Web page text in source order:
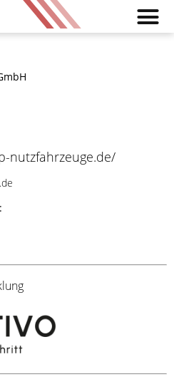
nutzfahrzeuge.de/